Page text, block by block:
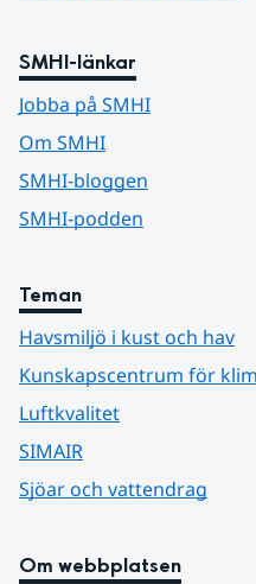
SMHI-länkar
Jobba på SMHI
Om SMHI
SMHI-bloggen
SMHI-podden
Teman
Havsmiljö i kust och hav
Kunskapscentrum för
Luftkvalitet
SIMAIR
Sjöar och vattendrag
Om webbplatsen